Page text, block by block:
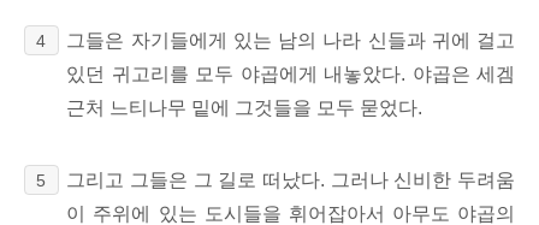
4
그들은 자기들에게 있는 남의 나라 신들과 귀에 걸고
있던 귀고리를 모두 야곱에게 내놓았다. 야곱은 세겜
근처 느티나무 밑에 그것들을 모두 묻었다.
5
그리고 그들은 그 길로 떠났다. 그러나 신비한 두려움
이 주위에 있는 도시들을 휘어잡아서 아무도 야곱의